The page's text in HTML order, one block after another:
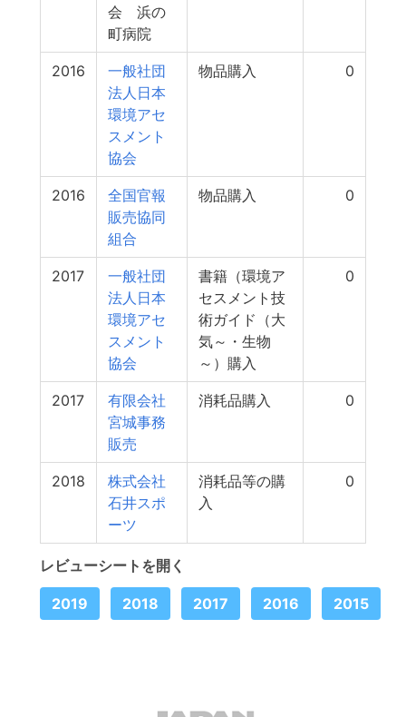
会 浜の
町病院
2016
一般社団
法人日本
環境アセ
スメント
協会
物品購入 0
2016
全国官報
販売協同
組合
物品購入 0
2017
一般社団
法人日本
環境アセ
スメント
協会
書籍（環境ア
セスメント技
術ガイド（大
気～・生物
～）購入
0
2017
有限会社
宮城事務
販売
消耗品購入 0
2018
株式会社
石井スポ
ーツ
消耗品等の購
入
0
レビューシートを開く
2019 2018 2017 2016 2015